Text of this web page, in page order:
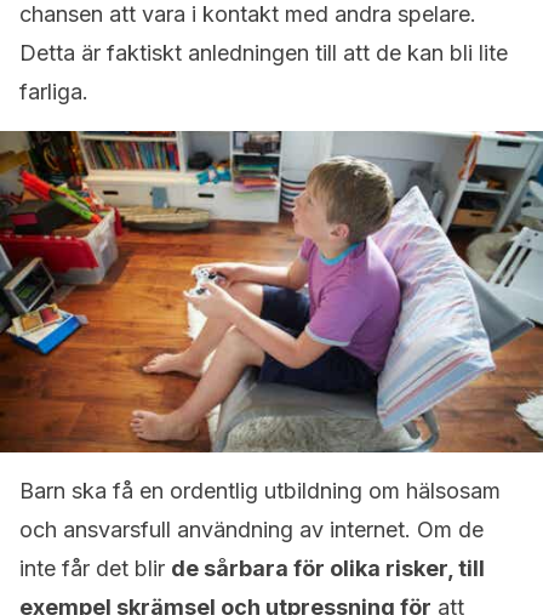
chansen att vara i kontakt med andra spelare.
Detta är faktiskt anledningen till att de kan bli lite
farliga.
Barn ska få en ordentlig utbildning om hälsosam
och ansvarsfull användning av internet. Om de
inte får det blir de sårbara för olika risker, till
exempel skrämsel och utpressning för att